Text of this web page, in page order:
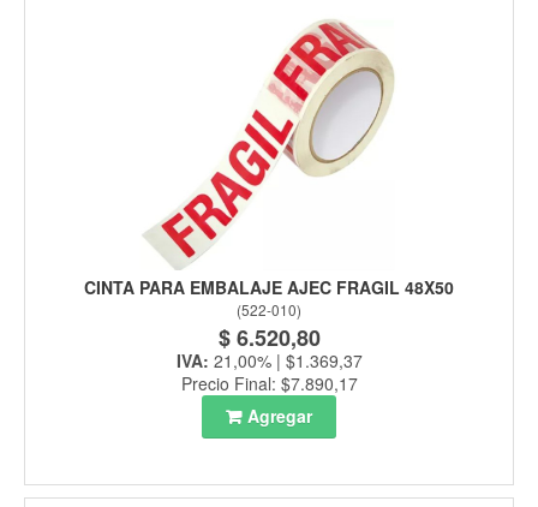
CINTA PARA EMBALAJE AJEC FRAGIL 48X50
(522-010)
$ 6.520,80
IVA: 21,00% | $1.369,37
Precio Final: $7.890,17
Agregar